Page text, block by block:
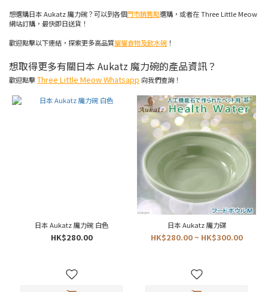
~
想選購日本 Aukatz 魔力碗？可以到各個門市銷售點選購，或者在 Three Little Meow
網站訂購，最快即日送貨！
歡迎點擊以下連結，探索更多高品質貓貓食物及飲水碗 ！
想取得更多有關日本 Aukatz 魔力碗的產品資訊？
歡迎點擊Three Little Meow Whatsapp 向我們查詢！
日本 Aukatz 魔力碗 白色
HK$280.00
日本 Aukatz 魔力碟
HK$280.00 ~ HK$300.00